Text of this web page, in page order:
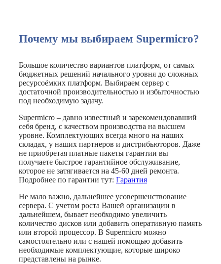
Почему мы выбираем Supermicro?
Большое количество вариантов платформ, от самых
бюджетных решений начального уровня до сложных
ресурсоёмких платформ. Выбираем сервер с
достаточной производительностью и избыточностью
под необходимую задачу.
Supermicro – давно известный и зарекомендовавший
себя бренд, с качеством производства на высшем
уровне. Комплектующих всегда много на наших
складах, у наших партнеров и дистрибьюторов. Даже
не приобретая платные пакеты гарантии вы
получаете быстрое гарантийное обслуживание,
которое не затягивается на 45-60 дней ремонта.
Подробнее по гарантии тут: Гарантия
Не мало важно, дальнейшее усовершенствование
сервера. С учетом роста Вашей организации в
дальнейшем, бывает необходимо увеличить
количество дисков или добавить оперативную память
или второй процессор. В Supermicro можно
самостоятельно или с нашей помощью добавить
необходимые комплектующие, которые широко
представлены на рынке.